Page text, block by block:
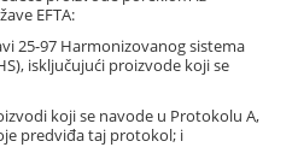
EFTA:
25-97 Harmonizovanog sistema
isključujući proizvode koji se
koji se navode u Protokolu A,
predviđa taj protokol; i